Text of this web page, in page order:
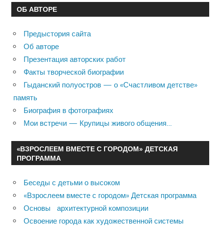
ОБ АВТОРЕ
Предыстория сайта
Об авторе
Презентация авторских работ
Факты творческой биографии
Гыданский полуостров — о «Счастливом детстве»
память
Биография в фотографиях
Мои встречи — Крупицы живого общения…
«ВЗРОСЛЕЕМ ВМЕСТЕ С ГОРОДОМ» ДЕТСКАЯ
ПРОГРАММА
Беседы с детьми о высоком
«Взрослеем вместе с городом» Детская программа
Основы архитектурной композиции
Освоение города как художественной системы